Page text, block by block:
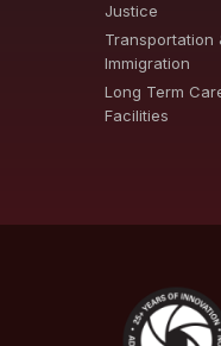
Justice
Transportation
Immigration
Long Term
Facilities